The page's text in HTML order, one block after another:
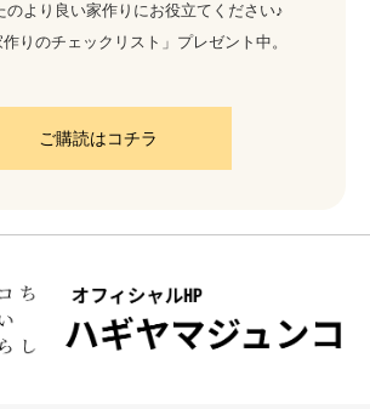
のより良い家作りにお役立てください♪
りのチェックリスト」プレゼント中。
ご購読はコチラ